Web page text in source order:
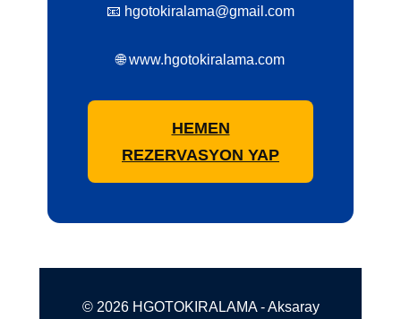
📧 hgotokiralama@gmail.com
🌐 www.hgotokiralama.com
HEMEN
REZERVASYON YAP
© 2026 HGOTOKIRALAMA - Aksaray